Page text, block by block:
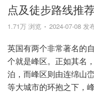
点及徒步路线推荐
1.71万 浏览 2024-07-08 发
英国有两个非常著名的
个就是峰区。正如其名
泊，而峰区则由连绵山
等大城市的环抱之下，